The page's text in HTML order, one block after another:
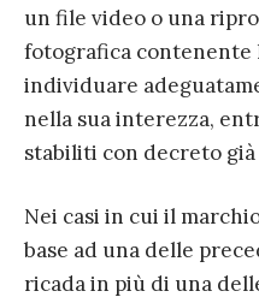
un file video o una
fotografica contenente
individuare
nella sua interezza,
stabiliti con decreto
Nei casi in cui il
base ad una delle
ricada in più di una